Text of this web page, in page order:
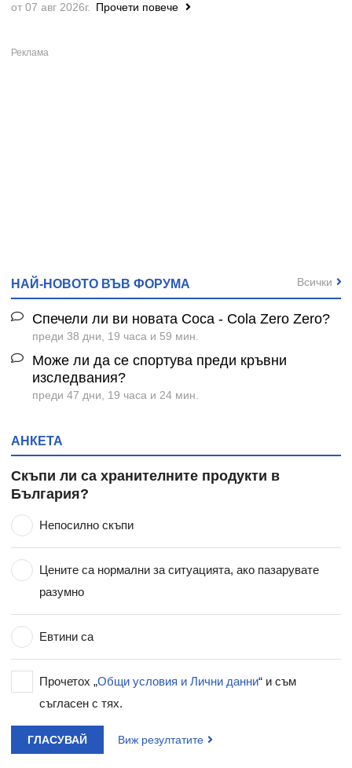
от 07 авг 2026г. Прочети повече
НАЙ-НОВОТО ВЪВ ФОРУМА
Спечели ли ви новата Coca - Cola Zero Zero?
преди 38 дни, 19 часа и 59 мин.
Може ли да се спортува преди кръвни
изследвания?
преди 47 дни, 19 часа и 24 мин.
Всички
АНКЕТА
Скъпи ли са хранителните продукти в
България?
Непосилно скъпи
Цените са нормални за ситуацията, ако пазарувате
разумно
Евтини са
Прочетох „Общи условия и Лични данни“ и съм
съгласен с тях.
ГЛАСУВАЙ Виж резултатите